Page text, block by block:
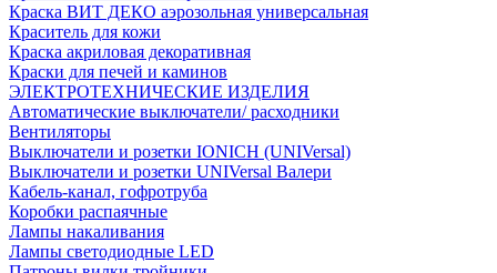
Краска ВИТ ДЕКО аэрозольная универсальная
Краситель для кожи
Краска акриловая декоративная
Краски для печей и каминов
ЭЛЕКТРОТЕХНИЧЕСКИЕ ИЗДЕЛИЯ
Автоматические выключатели/ расходники
Вентиляторы
Выключатели и розетки IONICH (UNIVersal)
Выключатели и розетки UNIVersal Валери
Кабель-канал, гофротруба
Коробки распаячные
Лампы накаливания
Лампы светодиодные LED